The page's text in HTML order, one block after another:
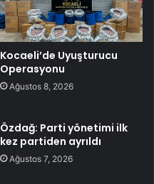
Kocaeli’de Uyuşturucu
Operasyonu
Ağustos 8, 2026
Özdağ: Parti yönetimi ilk
kez partiden ayrıldı
Ağustos 7, 2026